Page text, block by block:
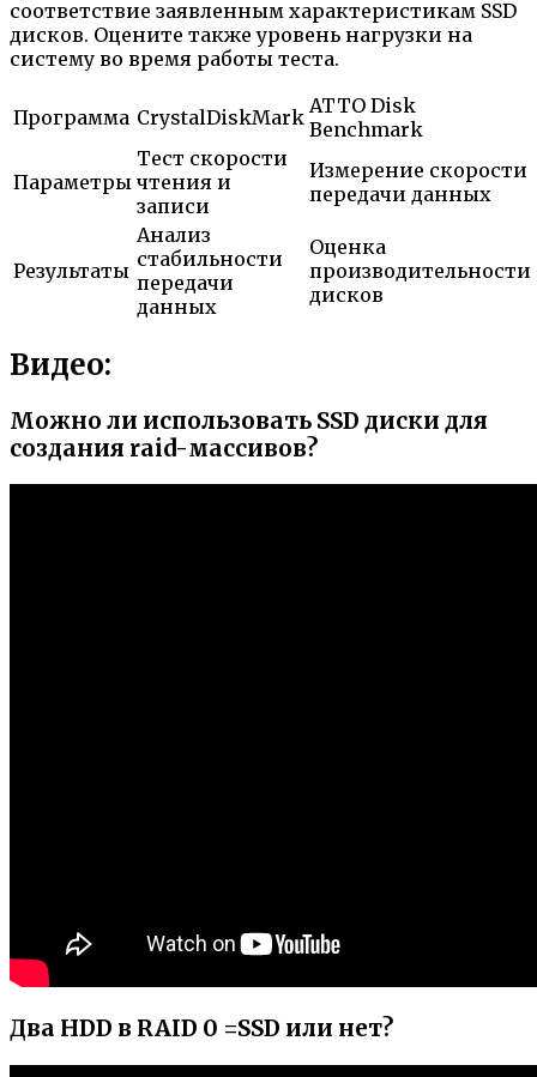
соответствие заявленным характеристикам SSD
дисков. Оцените также уровень нагрузки на
систему во время работы теста.
Программа CrystalDiskMark ATTO Disk
Benchmark
Параметры
Тест скорости
чтения и
записи
Измерение скорости
передачи данных
Результаты
Анализ
стабильности
передачи
данных
Оценка
производительности
дисков
Видео:
Можно ли использовать SSD диски для
создания raid-массивов?
Два HDD в RAID 0 =SSD или нет?